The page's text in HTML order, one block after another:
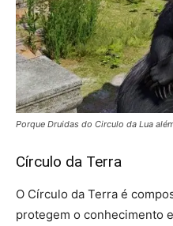
Porque Druidas do Circulo da Lua
Círculo da Terra
O Círculo da Terra é
protegem o conhecimento